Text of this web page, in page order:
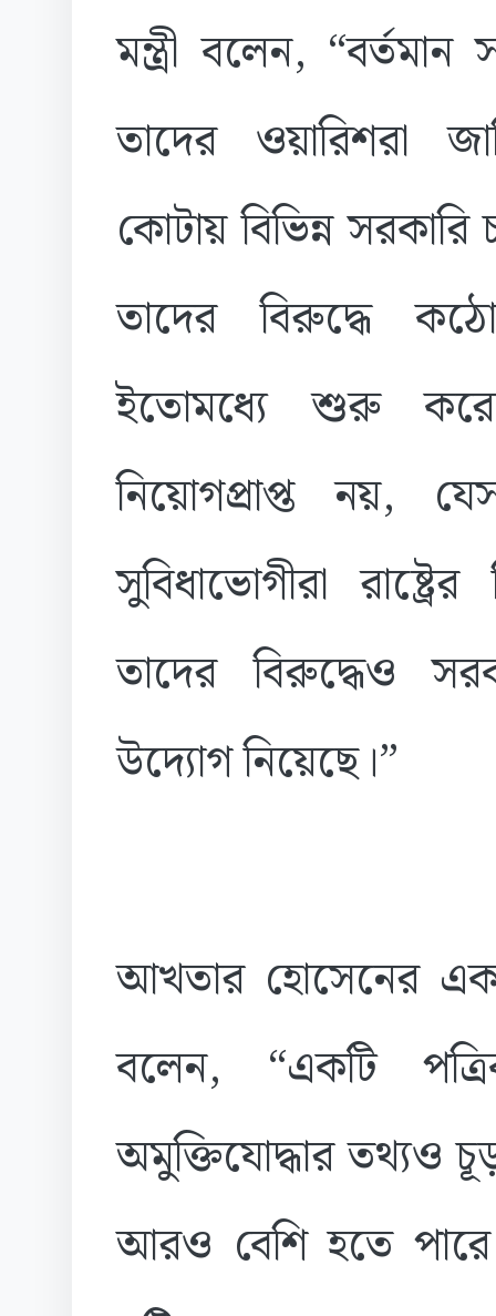
মন্ত্রী বলেন,
তাদের ওয়ারিশরা
কোটায় বিভিন্ন
তাদের বিরুদ্ধে
ইতোমধ্যে শুরু
নিয়োগপ্রাপ্ত নয়,
সুবিধাভোগীরা
তাদের বিরুদ্ধেও
উদ্যোগ নিয়েছে।”
আখতার হোসেনের এক
বলেন, “একটি
অমুক্তিযোদ্ধার তথ্যও
আরও বেশি হতে